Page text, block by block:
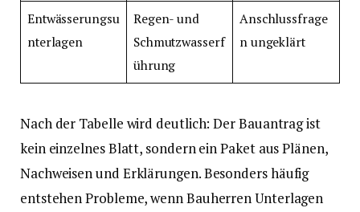
Entwässerungsu
nterlagen
Regen- und
Schmutzwasserf
ührung
Anschlussfrage
n ungeklärt
Nach der Tabelle wird deutlich: Der Bauantrag ist
kein einzelnes Blatt, sondern ein Paket aus Plänen,
Nachweisen und Erklärungen. Besonders häufig
entstehen Probleme, wenn Bauherren Unterlagen